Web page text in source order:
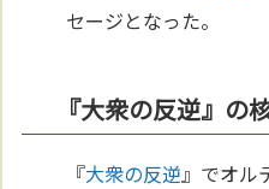
セージとなった。
『大衆の反逆』の
『大衆の反逆』でオル